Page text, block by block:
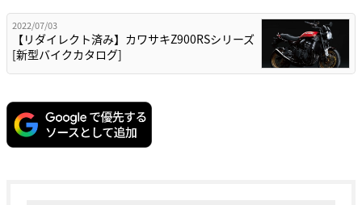
2022/07/03
【リダイレクト済み】カワサキZ900RSシリーズ
[新型バイクカタログ]